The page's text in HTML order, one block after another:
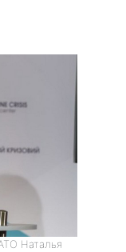
Наталья